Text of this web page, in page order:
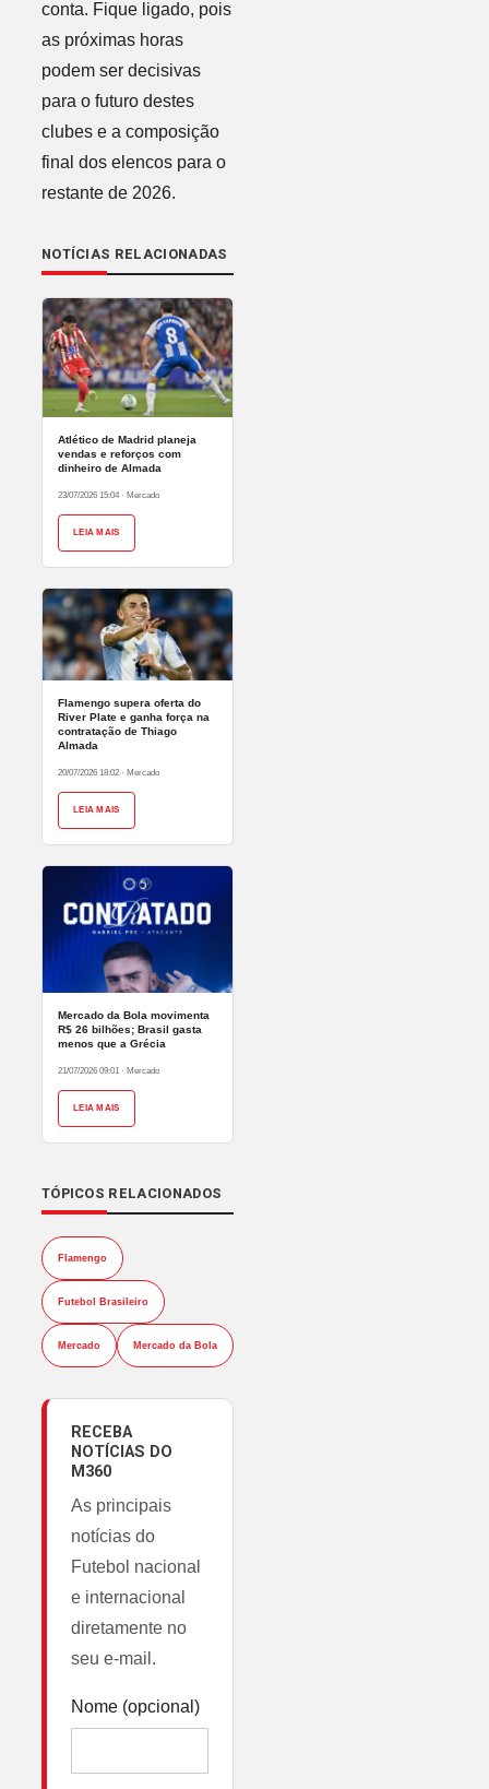
conta. Fique ligado, pois
as próximas horas
podem ser decisivas
para o futuro destes
clubes e a composição
final dos elencos para o
restante de 2026.
NOTÍCIAS RELACIONADAS
Atlético de Madrid planeja
vendas e reforços com
dinheiro de Almada
23/07/2026 15:04 · Mercado
LEIA MAIS
Flamengo supera oferta do
River Plate e ganha força na
contratação de Thiago
Almada
20/07/2026 18:02 · Mercado
LEIA MAIS
Mercado da Bola movimenta
R$ 26 bilhões; Brasil gasta
menos que a Grécia
21/07/2026 09:01 · Mercado
LEIA MAIS
TÓPICOS RELACIONADOS
Flamengo
Futebol Brasileiro
Mercado Mercado da Bola
RECEBA
NOTÍCIAS DO
M360
As principais
notícias do
Futebol nacional
e internacional
diretamente no
seu e-mail.
Nome (opcional)